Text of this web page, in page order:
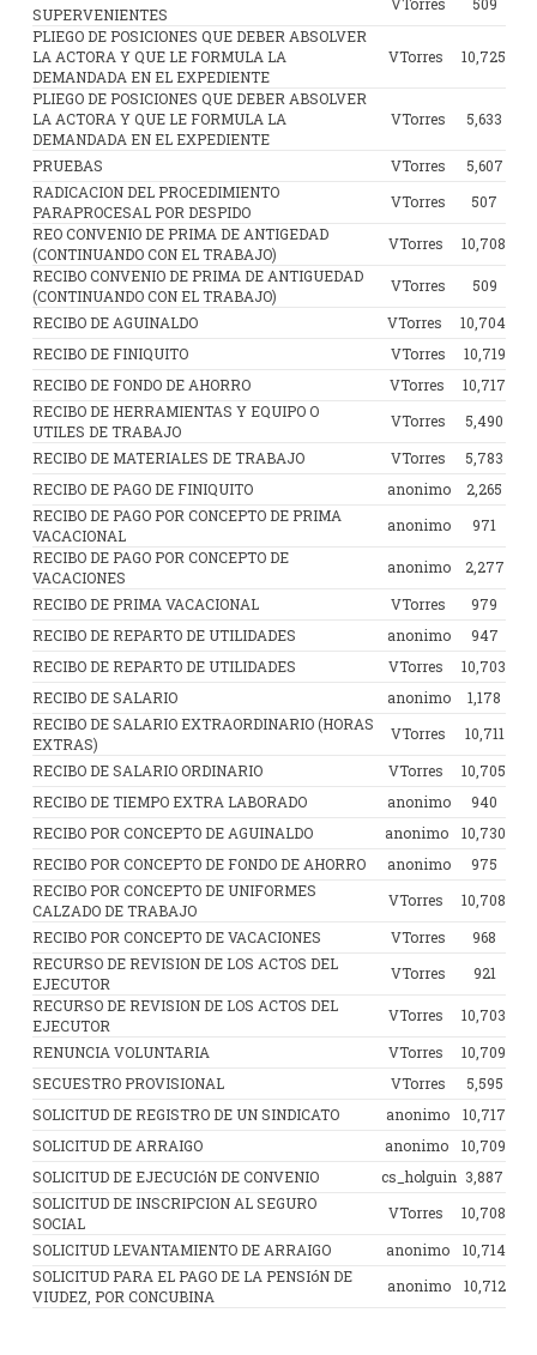
SUPERVENIENTES
PLIEGO DE POSICIONES QUE DEBER ABSOLVER
LA ACTORA Y QUE LE FORMULA LA
DEMANDADA EN EL EXPEDIENTE
VTorres 10,725
PLIEGO DE POSICIONES QUE DEBER ABSOLVER
LA ACTORA Y QUE LE FORMULA LA
DEMANDADA EN EL EXPEDIENTE
VTorres 5,633
PRUEBAS VTorres
5,607
RADICACION DEL PROCEDIMIENTO
PARAPROCESAL POR DESPIDO
VTorres
507
REO CONVENIO DE PRIMA DE ANTIGEDAD
(CONTINUANDO CON EL TRABAJO)
VTorres
10,708
RECIBO CONVENIO DE PRIMA DE ANTIGUEDAD
(CONTINUANDO CON EL TRABAJO)
VTorres
509
RECIBO DE AGUINALDO
VTorres
10,704
RECIBO DE FINIQUITO
VTorres
10,719
RECIBO DE FONDO DE AHORRO
VTorres
10,717
RECIBO DE HERRAMIENTAS Y EQUIPO O
UTILES DE TRABAJO
VTorres
5,490
RECIBO DE MATERIALES DE TRABAJO
VTorres
5,783
RECIBO DE PAGO DE FINIQUITO
anonimo
2,265
RECIBO DE PAGO POR CONCEPTO DE PRIMA
VACACIONAL
anonimo
971
RECIBO DE PAGO POR CONCEPTO DE
VACACIONES
anonimo
2,277
RECIBO DE PRIMA VACACIONAL
VTorres
979
RECIBO DE REPARTO DE UTILIDADES
anonimo
947
RECIBO DE REPARTO DE UTILIDADES
VTorres
10,703
RECIBO DE SALARIO
anonimo
1,178
RECIBO DE SALARIO EXTRAORDINARIO (HORAS
EXTRAS)
VTorres
10,711
RECIBO DE SALARIO ORDINARIO
VTorres
10,705
RECIBO DE TIEMPO EXTRA LABORADO
anonimo
940
RECIBO POR CONCEPTO DE AGUINALDO
anonimo
10,730
RECIBO POR CONCEPTO DE FONDO DE AHORRO
anonimo
975
RECIBO POR CONCEPTO DE UNIFORMES
CALZADO DE TRABAJO
VTorres
10,708
RECIBO POR CONCEPTO DE VACACIONES
VTorres
968
RECURSO DE REVISION DE LOS ACTOS DEL
EJECUTOR
VTorres
921
RECURSO DE REVISION DE LOS ACTOS DEL
EJECUTOR
VTorres
10,703
RENUNCIA VOLUNTARIA
VTorres
10,709
SECUESTRO PROVISIONAL
VTorres
5,595
SOLICITUD DE REGISTRO DE UN SINDICATO
anonimo
10,717
SOLICITUD DE ARRAIGO
anonimo
10,709
SOLICITUD DE EJECUCIóN DE CONVENIO
cs_holguin 3,887
SOLICITUD DE INSCRIPCION AL SEGURO
SOCIAL
VTorres
10,708
SOLICITUD LEVANTAMIENTO DE ARRAIGO
anonimo
10,714
SOLICITUD PARA EL PAGO DE LA PENSIóN DE
VIUDEZ, POR CONCUBINA
anonimo 10,712